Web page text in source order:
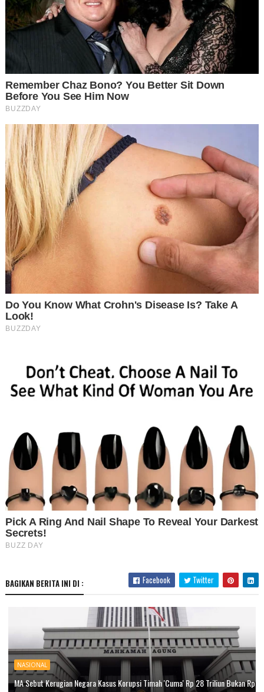
BAGIKAN BERITA INI DI : Facebook Twitter
NASIONAL
MA Sebut Kerugian Negara Kasus Korupsi Timah 'Cuma' Rp 28 Triliun Bukan Rp